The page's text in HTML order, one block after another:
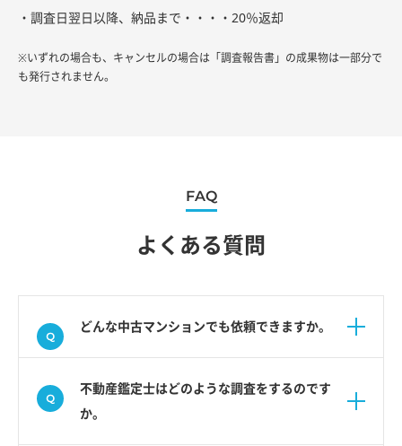
・調査日翌日以降、納品まで・・・・20％返却
※いずれの場合も、キャンセルの場合は「調査報告書」の成果物は一部分で
も発行されません。
FAQ
よくある質問
どんな中古マンションでも依頼できますか。
不動産鑑定士はどのような調査をするのです
か。